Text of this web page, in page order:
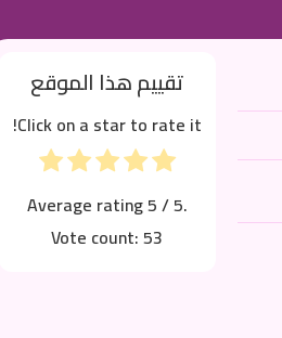
تقييم هذا الموقع
Click on a star to rate it!
Average rating5/ 5.
Vote count:53